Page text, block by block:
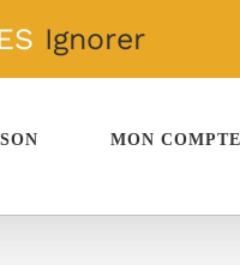
Ignorer
MON COMPTE